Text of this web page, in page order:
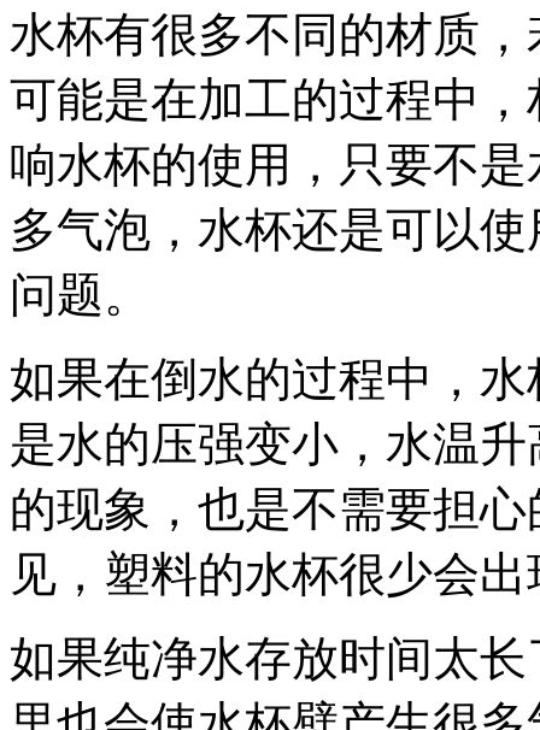
水杯有很多不同的材质
可能是在加工的过程中
响水杯的使用，只要不
多气泡，水杯还是可以
问题。
如果在倒水的过程中，
是水的压强变小，水温
的现象，也是不需要担
见，塑料的水杯很少会
如果纯净水存放时间太